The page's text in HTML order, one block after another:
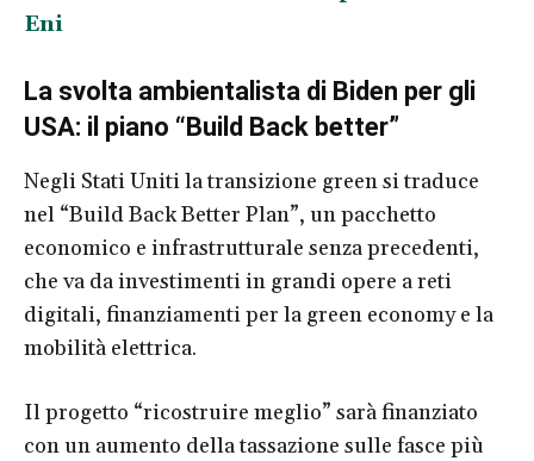
Eni
La svolta ambientalista di Biden per gli
USA: il piano “Build Back better”
Negli Stati Uniti la transizione green si traduce
nel “Build Back Better Plan”, un pacchetto
economico e infrastrutturale senza precedenti,
che va da investimenti in grandi opere a reti
digitali, finanziamenti per la green economy e la
mobilità elettrica.
Il progetto “ricostruire meglio” sarà finanziato
con un aumento della tassazione sulle fasce più